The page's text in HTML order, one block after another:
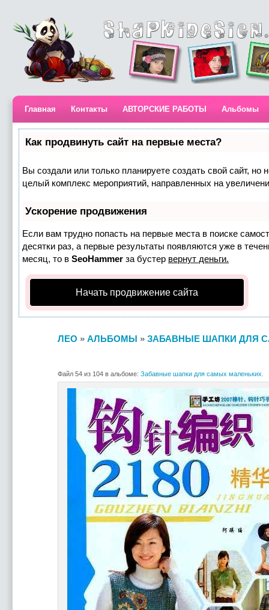
Главная Контакты АВТОРСКИЕ РАБОТЫ Альбомы
Как продвинуть сайт на первые места?
Вы создали или только планируете создать свой сайт, но
целый комплекс мероприятий, направленных на
Ускорение продвижения
Если вам трудно попасть на первые места в поиске
десятки раз, а первые результаты появляются уже в
месяц, то в SeoHammer за бустер вернут деньги.
Начать продвижение сайта
ЛЕО » АЛЬБОМЫ » ЗАБАВНЫЕ ШАПКИ ДЛЯ
Файл 54 из 104 в альбоме: Забавные шапки для самых маленьких.